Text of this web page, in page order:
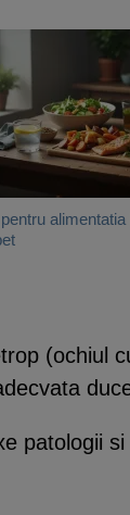
(ochiul
patologii